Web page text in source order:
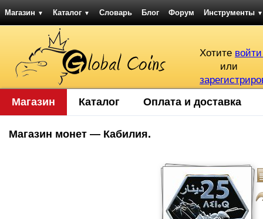
Магазин ▼ Каталог ▼ Словарь Блог Форум Инструменты ▼
Хотите
или
Магазин Каталог Оплата и доставка
Магазин монет — Кабилия.